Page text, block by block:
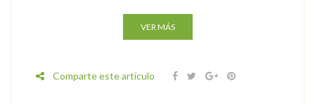
VER MÁS
Comparte este artículo